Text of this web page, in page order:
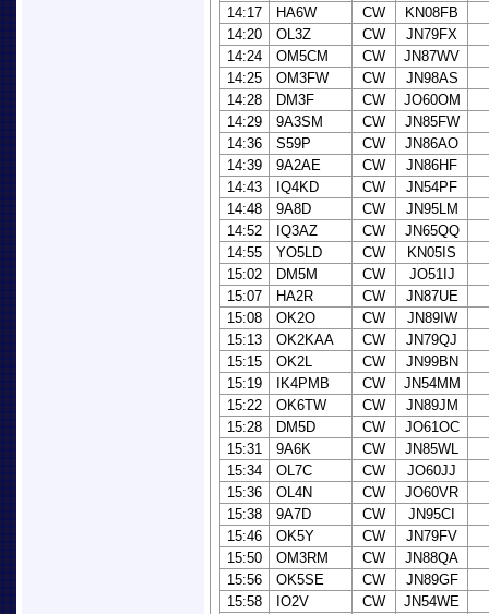
14:17
HA6W CW
KN08FB
14:20
OL3Z CW
JN79FX
14:24
OM5CM CW
JN87WV
14:25
OM3FW CW
JN98AS
14:28
DM3F CW
JO60OM
14:29
9A3SM CW
JN85FW
14:36
S59P CW
JN86AO
14:39
9A2AE CW
JN86HF
14:43
IQ4KD CW
JN54PF
14:48
9A8D CW
JN95LM
14:52
IQ3AZ CW
JN65QQ
14:55
YO5LD CW
KN05IS
15:02
DM5M CW
JO51IJ
15:07
HA2R CW
JN87UE
15:08
OK2O CW
JN89IW
15:13
OK2KAA CW
JN79QJ
15:15
OK2L CW
JN99BN
15:19
IK4PMB CW
JN54MM
15:22
OK6TW CW
JN89JM
15:28
DM5D CW
JO61OC
15:31
9A6K CW
JN85WL
15:34
OL7C CW
JO60JJ
15:36
OL4N CW
JO60VR
15:38
9A7D CW
JN95CI
15:46
OK5Y CW
JN79FV
15:50
OM3RM CW
JN88QA
15:56
OK5SE CW
JN89GF
15:58
IO2V CW
JN54WE